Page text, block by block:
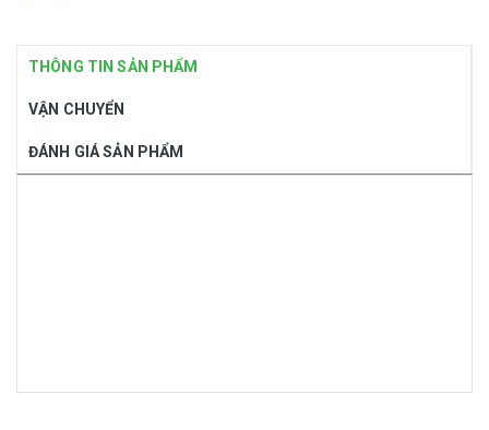
THÔNG TIN SẢN PHẨM
VẬN CHUYỂN
ĐÁNH GIÁ SẢN PHẨM